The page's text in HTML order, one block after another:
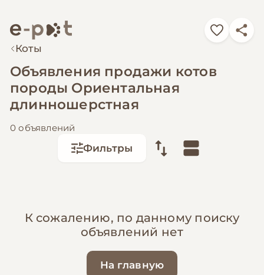
Коты
Объявления продажи котов
породы Ориентальная
длинношерстная
0 объявлений
Фильтры
К сожалению, по данному поиску
объявлений нет
На главную